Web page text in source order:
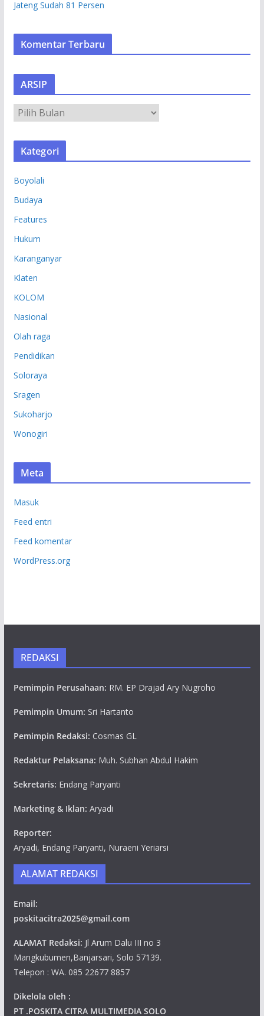
Jateng Sudah 81 Persen
Komentar Terbaru
ARSIP
R
S
Kategori
Boyolali
Budaya
Features
Hukum
Karanganyar
Klaten
KOLOM
Nasional
Olah raga
Pendidikan
Soloraya
Sragen
Sukoharjo
Wonogiri
Meta
Masuk
Feed entri
Feed komentar
WordPress.org
REDAKSI
Pemimpin Perusahaan: RM. EP Drajad Ary Nugroho
Pemimpin Umum: Sri Hartanto
Pemimpin Redaksi: Cosmas GL
Redaktur Pelaksana: Muh. Subhan Abdul Hakim
Sekretaris: Endang Paryanti
Marketing & Iklan: Aryadi
Reporter:
Aryadi, Endang Paryanti, Nuraeni Yeriarsi
ALAMAT REDAKSI
Email:
poskitacitra2025@gmail.com
ALAMAT Redaksi: Jl Arum Dalu III no 3
Mangkubumen,Banjarsari, Solo 57139.
Telepon : WA. 085 22677 8857
Dikelola oleh :
PT .POSKITA CITRA MULTIMEDIA SOLO